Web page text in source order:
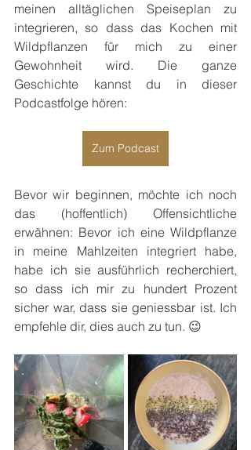
meinen alltäglichen Speiseplan zu
integrieren, so dass das Kochen mit
Wildpflanzen für mich zu einer
Gewohnheit wird. Die ganze
Geschichte kannst du in dieser
Podcastfolge hören:
Zum Podcast
Bevor wir beginnen, möchte ich noch
das (hoffentlich) Offensichtliche
erwähnen: Bevor ich eine Wildpflanze
in meine Mahlzeiten integriert habe,
habe ich sie ausführlich recherchiert,
so dass ich mir zu hundert Prozent
sicher war, dass sie geniessbar ist. Ich
empfehle dir, dies auch zu tun. 😉